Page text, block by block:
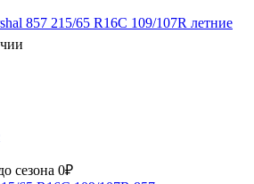
857 215/65 R16C 109/107R летние
сезона 0₽